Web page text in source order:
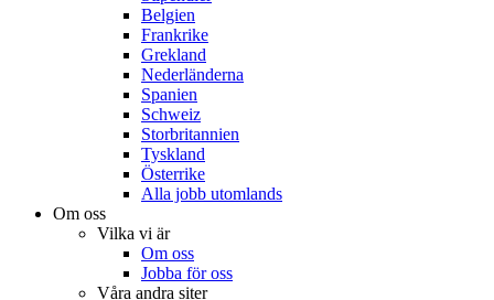
Belgien
Frankrike
Grekland
Nederländerna
Spanien
Schweiz
Storbritannien
Tyskland
Österrike
Alla jobb utomlands
Om oss
Vilka vi är
Om oss
Jobba för oss
Våra andra siter